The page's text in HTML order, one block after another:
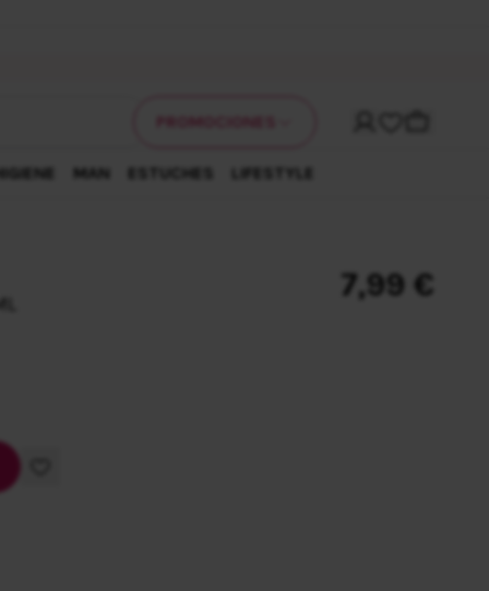
MAN ESTUCHES LIFESTYLE
Carrito
Mi cuenta
PROMOCIONES
7,99 €